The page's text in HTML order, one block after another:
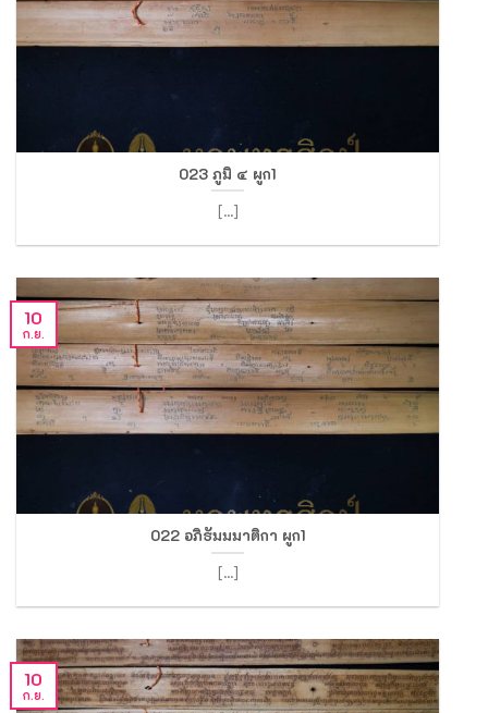
023 ภูมิ ๔ ผูก1
[...]
022 อภิธัมมมาติกา ผูก1
[...]
10
ก.ย.
10
ก.ย.